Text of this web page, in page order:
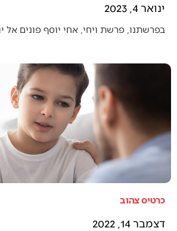
ינואר 4, 2023
בפרשתנו, פרשת ויחי, אחי יוסף פונים אל
כרטיס צהוב
דצמבר 14, 2022